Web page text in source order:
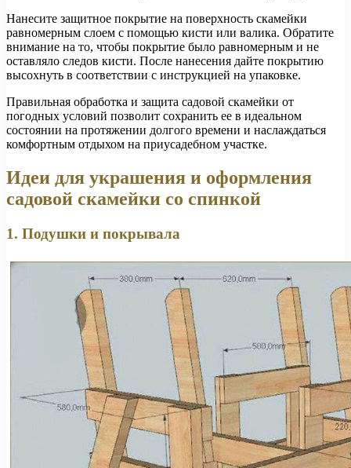
Нанесите защитное покрытие на поверхность скамейки
равномерным слоем с помощью кисти или валика. Обратите
внимание на то, чтобы покрытие было равномерным и не
оставляло следов кисти. После нанесения дайте покрытию
высохнуть в соответствии с инструкцией на упаковке.
Правильная обработка и защита садовой скамейки от
погодных условий позволит сохранить ее в идеальном
состоянии на протяжении долгого времени и наслаждаться
комфортным отдыхом на приусадебном участке.
Идеи для украшения и оформления
садовой скамейки со спинкой
1. Подушки и покрывала